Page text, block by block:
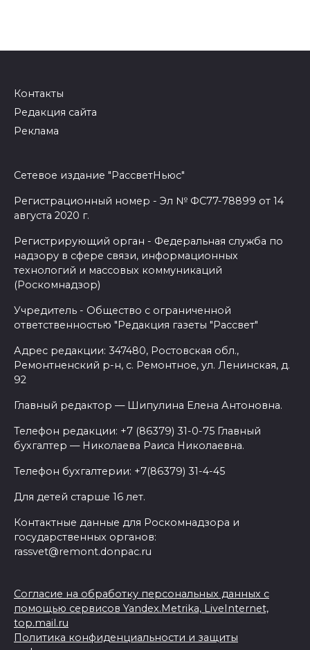
Контакты
Редакция сайта
Реклама
Сетевое издание "РассветНьюс"
Регистрационный номер - Эл № ФС77-78899 от 14
августа 2020 г.
Регистрирующий орган - Федеральная служба по
надзору в сфере связи, информационных
технологий и массовых коммуникаций
(Роскомнадзор)
Учредитель - Общество с ограниченной
ответственностью "Редакция газеты "Рассвет"
Адрес редакции: 347480, Ростовская обл.,
Ремонтненский р-н, с. Ремонтное, ул. Ленинская, д.
92
Главный редактор — Шипулина Елена Антоновна.
Телефон редакции: +7 (86379) 31-0-75 Главный
бухгалтер — Николаева Раиса Николаевна.
Телефон бухгалтерии: +7(86379) 31-4-45
Для детей старше 16 лет.
Контактные данные для Роскомнадзора и
государственных органов:
rassvet@remont.donpac.ru
Согласие на обработку персональных данных с
помощью сервисов Yandex.Metrika, LiveInternet,
top.mail.ru
Политика конфиденциальности и защиты